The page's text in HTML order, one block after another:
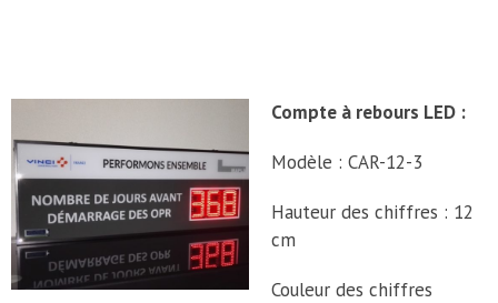
Compte à rebours LED :
Modèle : CAR-12-3
Hauteur des chiffres : 12
cm
Couleur des chiffres